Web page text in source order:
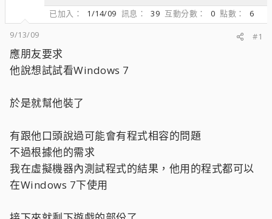
已加入
1/14/09 訊息 39 互動分數 0 點數
6
9/13/09
#1
應朋友要求
他說想試試看Windows 7
於是就幫他裝了
有跟他口頭說過可能會有程式相容的問題
不過根據他的需求
我在虛擬機器內測試程式的結果，他用的程式都可以
在Windows 7下使用